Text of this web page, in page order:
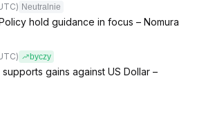
Neutralnie
hold guidance in focus – Nomura
byczy
gains against US Dollar –